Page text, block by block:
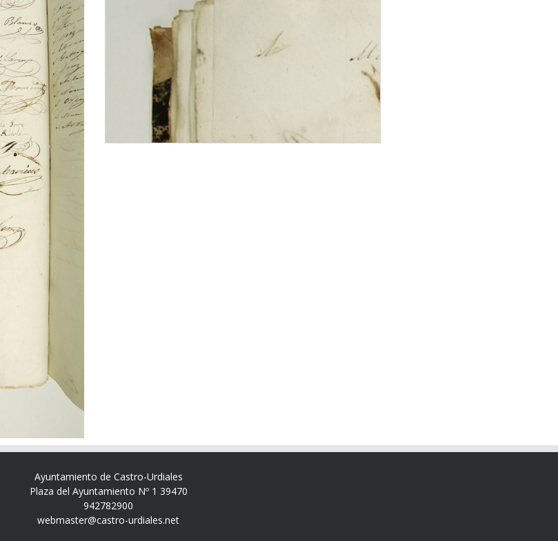
Ayuntamiento de Castro-Urdiales
Plaza del Ayuntamiento Nº 1 39470
942782900
webmaster@castro-urdiales.net